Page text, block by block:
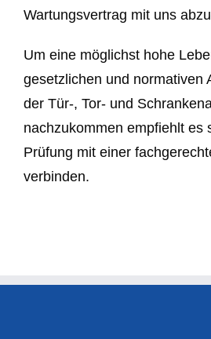
Wartungsvertrag mit uns
Um eine möglichst hohe
gesetzlichen und normativen
der Tür-, Tor- und
nachzukommen empfiehlt es
Prüfung mit einer
verbinden.